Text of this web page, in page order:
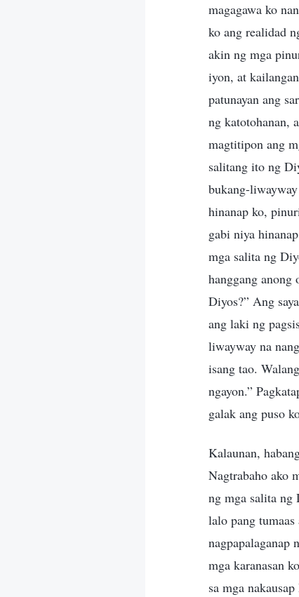
magagawa ko
ko ang realidad
akin ng mga
iyon, at
patunayan ang
ng katotohanan,
magtitipon ang
salitang ito ng
bukang-
hinanap ko,
gabi niya
mga salita ng
hanggang anong
Diyos?” Ang
ang laki ng
liwayway na
isang tao.
ngayon.”
galak ang puso
Kalaunan,
Nagtrabaho ako
ng mga salita ng
lalo pang
nagpapalaganap
mga karanasan
sa mga